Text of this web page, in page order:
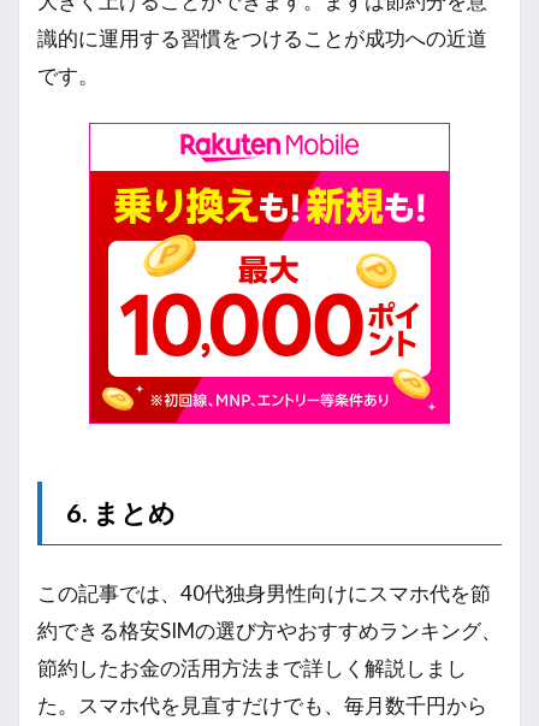
識的に運用する習慣をつけることが成功への近道
です。
6. まとめ
この記事では、40代独身男性向けにスマホ代を節
約できる格安SIMの選び方やおすすめランキング、
節約したお金の活用方法まで詳しく解説しまし
た。スマホ代を見直すだけでも、毎月数千円から